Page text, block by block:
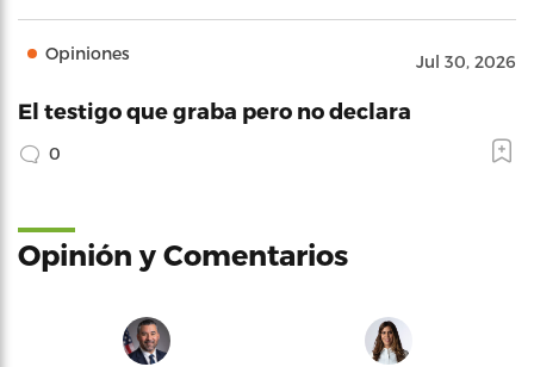
Opiniones Jul 30, 2026
El testigo que graba pero no declara
0
Opinión y Comentarios